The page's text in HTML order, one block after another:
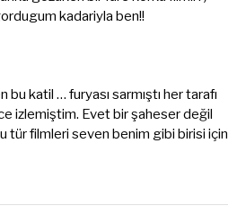
kadariyla ben!!
katil … furyası sarmıştı her tarafı
izlemiştim. Evet bir şaheser değil
tür filmleri seven benim gibi birisi için